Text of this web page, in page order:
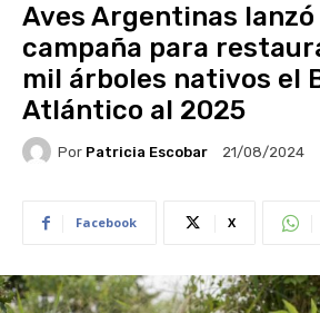
Aves Argentinas
campaña para
mil árboles nativos el
Atlántico al 2025
Por Patricia Escobar 21/08/2024
Facebook X